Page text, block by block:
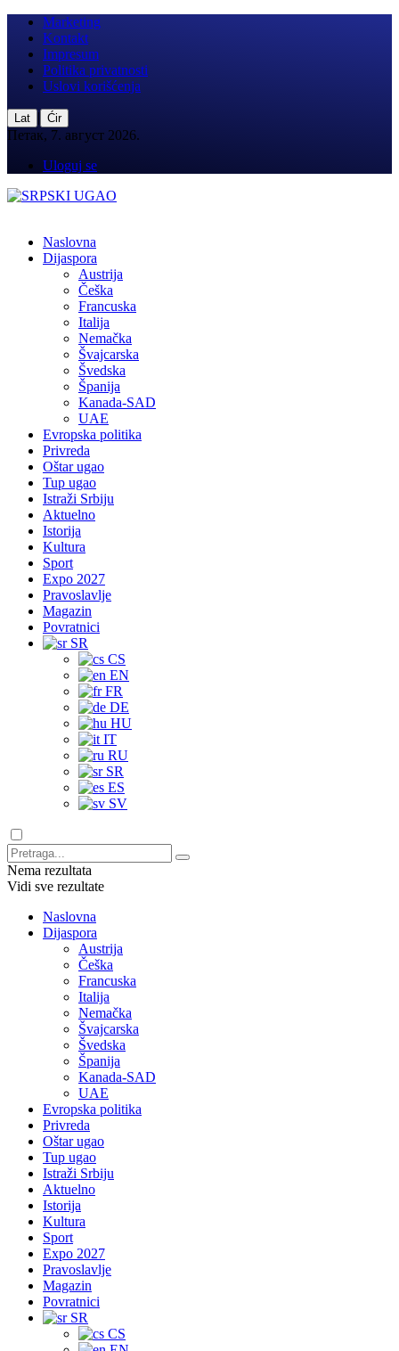
Marketing
Kontakt
Impresum
Politika privatnosti
Uslovi korišćenja
Lat | Ćir
Петак, 7. август 2026.
Uloguj se
Naslovna
Dijaspora
Austrija
Češka
Francuska
Italija
Nemačka
Švajcarska
Švedska
Španija
Kanada-SAD
UAE
Evropska politika
Privreda
Oštar ugao
Tup ugao
Istraži Srbiju
Aktuelno
Istorija
Kultura
Sport
Expo 2027
Pravoslavlje
Magazin
Povratnici
SR
CS
EN
FR
DE
HU
IT
RU
SR
ES
SV
Nema rezultata
Vidi sve rezultate
Naslovna
Dijaspora
Austrija
Češka
Francuska
Italija
Nemačka
Švajcarska
Švedska
Španija
Kanada-SAD
UAE
Evropska politika
Privreda
Oštar ugao
Tup ugao
Istraži Srbiju
Aktuelno
Istorija
Kultura
Sport
Expo 2027
Pravoslavlje
Magazin
Povratnici
SR
CS